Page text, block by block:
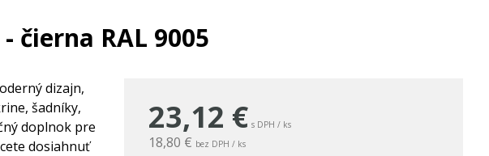
čierna RAL 9005
23,12 € s DPH / ks
18,80 € bez DPH / ks
dizajn,
šadníky,
doplnok pre
dosiahnuť